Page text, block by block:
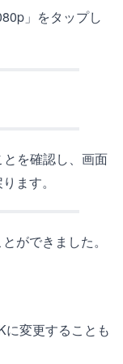
」をタップし
を確認し、画面
ます。
ができました。
変更することも